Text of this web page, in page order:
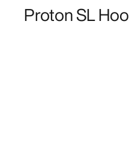
Proton SL